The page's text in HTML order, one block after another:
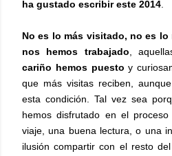
ha gustado escribir este 2014
No es lo más visitado, no es lo
nos hemos trabajado ,
cariño hemos puesto y
que más visitas reciben,
esta condición. Tal vez sea
hemos disfrutado en el
viaje, una buena lectura, o una
ilusión compartir con el resto